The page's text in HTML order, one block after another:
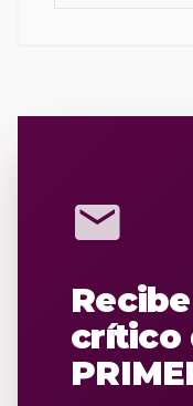
mail
crítico